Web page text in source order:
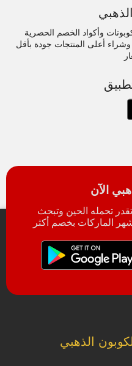
وأكواد الخصم الحصرية
أعلى المنتجات جودة بأقل
الآن
تحمله الحين وتبحث
الماركات بخصم أكثر
الذهبي